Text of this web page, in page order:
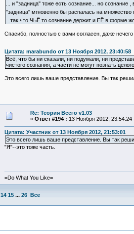
... и "задница" тоже есть сознание... но сознание
"задница" мгновенно бы распалась на
...так что ЧЬЁ то сознание держит и ЕЁ в форме
Спасибо, полностью с вами согласен, даже
Цитата: marabundo от 13 Ноября 2012, 23:40:58
Всё, что бы ни сказали, ни подумали, ни
чистого сознания, а части не могут познать
Это всего лишь ваше представление. Вы так
Re: Теория Всего v1.03
« Ответ #194 : 13 Ноября 2012, 23:54:24
Цитата: Участник от 13 Ноября 2012, 21:53:01
Это всего лишь ваше представление. Вы так
"Я"--это тоже часть.
=Do What You Like=
14 15 ... 26 Все